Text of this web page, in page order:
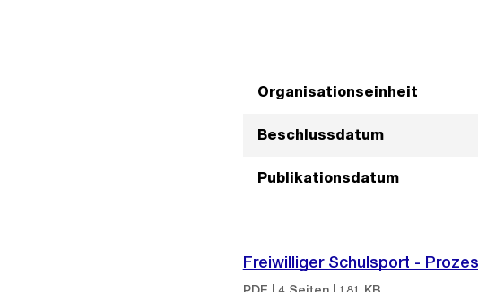
Organisationseinheit
Beschlussdatum
Publikationsdatum
Freiwilliger Schulsport -